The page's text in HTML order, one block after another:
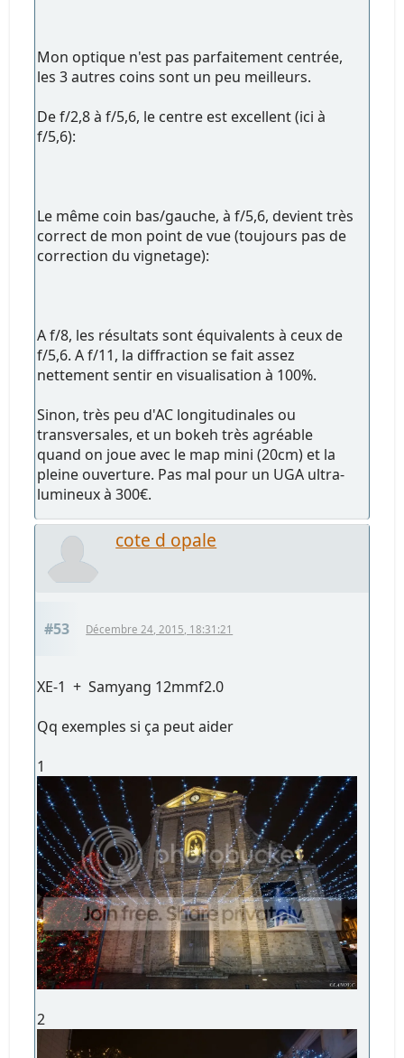
Mon optique n'est pas parfaitement centrée,
les 3 autres coins sont un peu meilleurs.
De f/2,8 à f/5,6, le centre est excellent (ici à
f/5,6):
Le même coin bas/gauche, à f/5,6, devient très
correct de mon point de vue (toujours pas de
correction du vignetage):
A f/8, les résultats sont équivalents à ceux de
f/5,6. A f/11, la diffraction se fait assez
nettement sentir en visualisation à 100%.
Sinon, très peu d'AC longitudinales ou
transversales, et un bokeh très agréable
quand on joue avec le map mini (20cm) et la
pleine ouverture. Pas mal pour un UGA ultra-
lumineux à 300€.
cote d opale
#53 Décembre 24, 2015, 18:31:21
XE-1 + Samyang 12mmf2.0
Qq exemples si ça peut aider
1
2